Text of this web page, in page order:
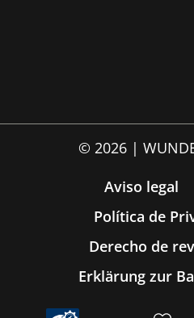
© 2026 |
Aviso legal
Política de
Derecho de
Erklärung zur